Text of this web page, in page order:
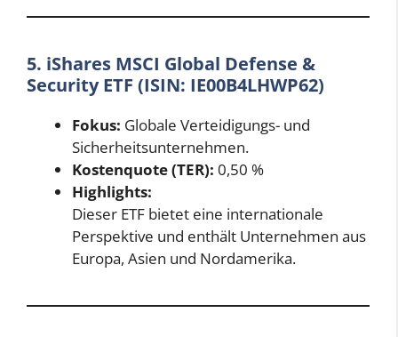
5. iShares MSCI Global Defense &
Security ETF (ISIN: IE00B4LHWP62)
Fokus: Globale Verteidigungs- und
Sicherheitsunternehmen.
Kostenquote (TER): 0,50 %
Highlights:
Dieser ETF bietet eine internationale
Perspektive und enthält Unternehmen aus
Europa, Asien und Nordamerika.